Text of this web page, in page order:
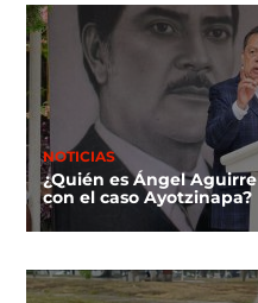
NOTICIAS
¿Quién es Ángel
con el caso Ayotzinapa?